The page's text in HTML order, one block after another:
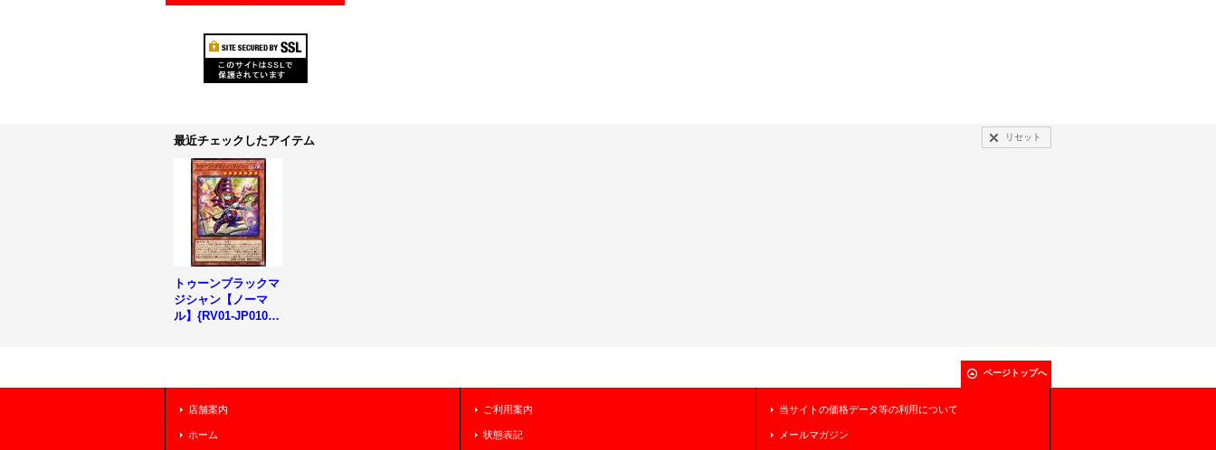
最近チェックしたアイテム リセット
トゥーンブラックマ
ジシャン【ノーマ
ル】{RV01-JP010}
ページトップへ
店舗案内
ホーム
ご利用案内
状態表記
当サイトの価格データ等の利用について
メールマガジン